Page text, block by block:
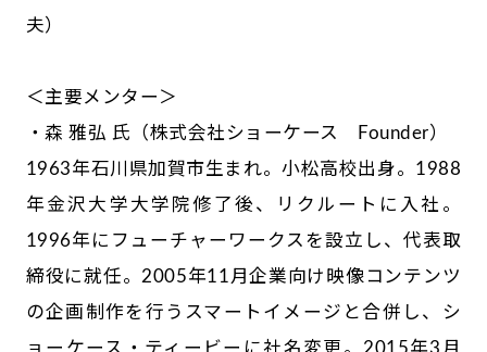
夫）
＜主要メンター＞
・森 雅弘 氏（株式会社ショーケース Founder）
1963年石川県加賀市生まれ。小松高校出身。1988
年金沢大学大学院修了後、リクルートに入社。
1996年にフューチャーワークスを設立し、代表取
締役に就任。2005年11月企業向け映像コンテンツ
の企画制作を行うスマートイメージと合併し、シ
ョーケース・ティービーに社名変更。2015年3月